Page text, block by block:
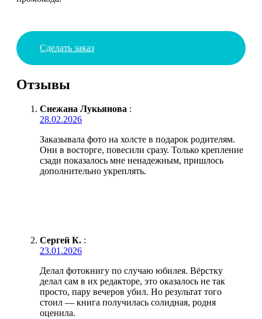
Сделать заказ
Отзывы
Снежана Лукьянова :
28.02.2026
Заказывала фото на холсте в подарок родителям.
Они в восторге, повесили сразу. Только крепление
сзади показалось мне ненадежным, пришлось
дополнительно укреплять.
Сергей К. :
23.01.2026
Делал фотокнигу по случаю юбилея. Вёрстку
делал сам в их редакторе, это оказалось не так
просто, пару вечеров убил. Но результат того
стоил — книга получилась солидная, родня
оценила.